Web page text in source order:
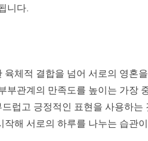
니다.
체적 결합을 넘어 서로의 영혼
부관계의 만족도를 높이는 가장
럽고 긍정적인 표현을 사용하는
해 서로의 하루를 나누는 습관